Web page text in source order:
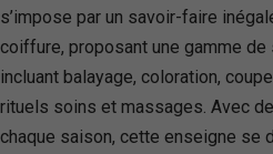
s’impose par un savoir-faire
coiffure, proposant une gamme
incluant balayage, coloration,
rituels soins et massages. Avec
chaque saison, cette enseigne se